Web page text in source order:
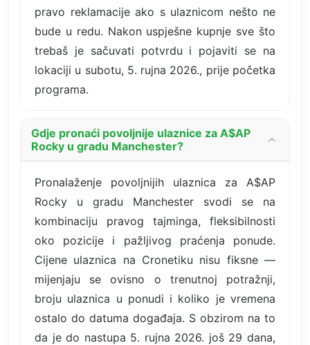
pravo reklamacije ako s ulaznicom nešto ne
bude u redu. Nakon uspješne kupnje sve što
trebaš je sačuvati potvrdu i pojaviti se na
lokaciji u subotu, 5. rujna 2026., prije početka
programa.
Gdje pronaći povoljnije ulaznice za A$AP
Rocky u gradu Manchester?
Pronalaženje povoljnijih ulaznica za A$AP
Rocky u gradu Manchester svodi se na
kombinaciju pravog tajminga, fleksibilnosti
oko pozicije i pažljivog praćenja ponude.
Cijene ulaznica na Cronetiku nisu fiksne —
mijenjaju se ovisno o trenutnoj potražnji,
broju ulaznica u ponudi i koliko je vremena
ostalo do datuma događaja. S obzirom na to
da je do nastupa 5. rujna 2026. još 29 dana,